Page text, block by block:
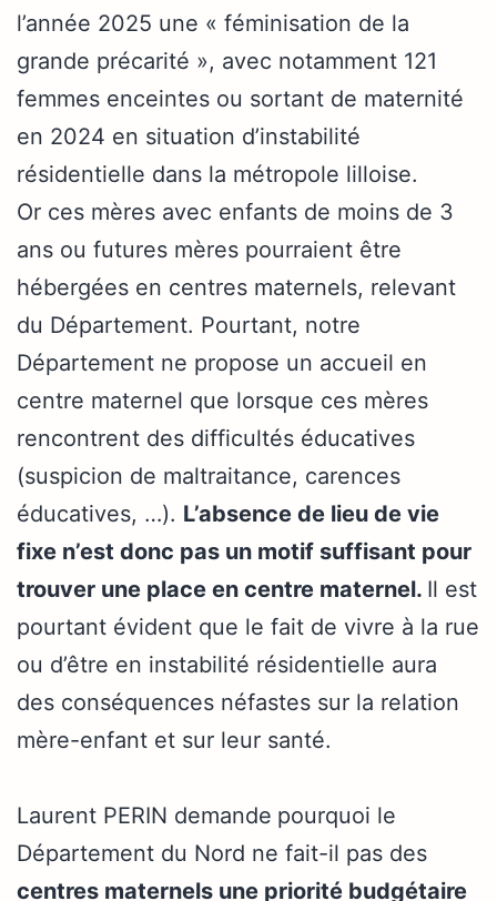
l’année 2025 une « féminisation de la
grande précarité », avec notamment 121
femmes enceintes ou sortant de maternité
en 2024 en situation d’instabilité
résidentielle dans la métropole lilloise.
Or ces mères avec enfants de moins de 3
ans ou futures mères pourraient être
hébergées en centres maternels, relevant
du Département. Pourtant, notre
Département ne propose un accueil en
centre maternel que lorsque ces mères
rencontrent des difficultés éducatives
(suspicion de maltraitance, carences
éducatives, …). L’absence de lieu de vie
fixe n’est donc pas un motif suffisant pour
trouver une place en centre maternel. Il est
pourtant évident que le fait de vivre à la rue
ou d’être en instabilité résidentielle aura
des conséquences néfastes sur la relation
mère-enfant et sur leur santé.
Laurent PERIN demande pourquoi le
Département du Nord ne fait-il pas des
centres maternels une priorité budgétaire